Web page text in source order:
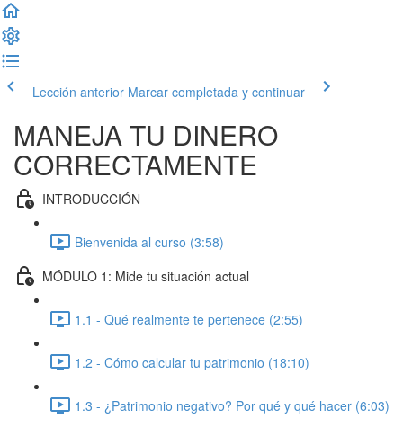
Lección anterior Marcar completada y continuar
MANEJA TU DINERO
CORRECTAMENTE
INTRODUCCIÓN
Bienvenida al curso (3:58)
MÓDULO 1: Mide tu situación actual
1.1 - Qué realmente te pertenece (2:55)
1.2 - Cómo calcular tu patrimonio (18:10)
1.3 - ¿Patrimonio negativo? Por qué y qué hacer (6:03)